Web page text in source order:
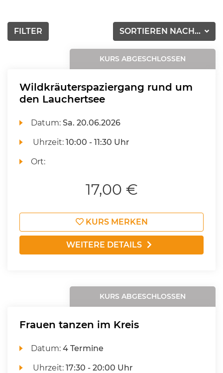
SORTIEREN NACH...
FILTER
KURS ABGESCHLOSSEN
Wildkräuterspaziergang rund um
den Lauchertsee
Datum:Sa. 20.06.2026
Uhrzeit:10:00 - 11:30 Uhr
Ort:
17,00 €
KURS MERKEN
WEITERE DETAILS
KURS ABGESCHLOSSEN
Frauen tanzen im Kreis
Datum:4 Termine
Uhrzeit:17:30 - 20:00 Uhr